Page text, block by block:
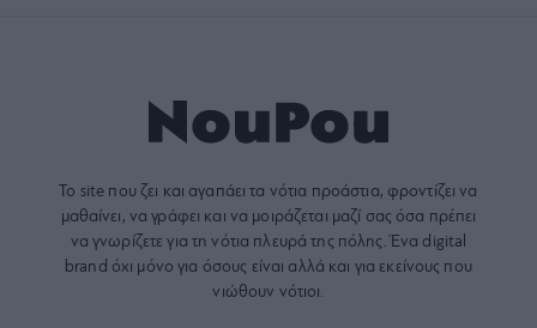
Το site που ζει και αγαπάει τα νότια προάστια, φροντίζει να
μαθαίνει, να γράφει και να μοιράζεται μαζί σας όσα πρέπει
να γνωρίζετε για τη νότια πλευρά της πόλης. Ένα digital
brand όχι μόνο για όσους είναι αλλά και για εκείνους που
νιώθουν νότιοι.